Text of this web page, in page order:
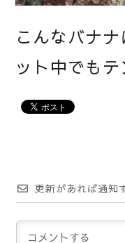
こんなバナナ
ット中でもテ
更新があれば通知